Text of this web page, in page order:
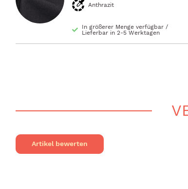
Anthrazit
In größerer Menge verfügbar /
Lieferbar in 2-5 Werktagen
Artikel bewerten